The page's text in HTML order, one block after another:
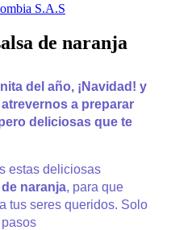
S.A.S
de naranja
del año, ¡Navidad! y
a preparar
deliciosas que te
estas deliciosas
naranja, para que
tus seres queridos. Solo